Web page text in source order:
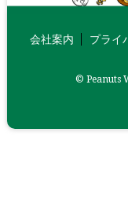
会社案内 プライ
© Peanuts